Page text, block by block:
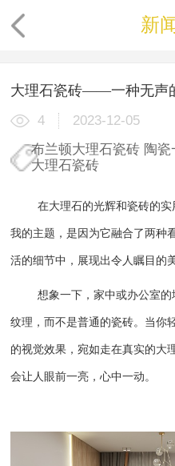
新
大理石瓷砖——一种无声
4
2023-12-05
布兰顿大理石瓷砖 陶
大理石瓷砖
在大理石的光辉和瓷砖的
我的主题，是因为它融合了两种
活的细节中，展现出令人瞩目的
想象一下，家中或办公室
纹理，而不是普通的瓷砖。当你
的视觉效果，宛如走在真实的大
会让人眼前一亮，心中一动。